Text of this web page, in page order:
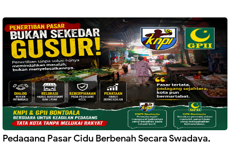
Pedagang Pasar Cidu Berbenah Secara Swadaya,